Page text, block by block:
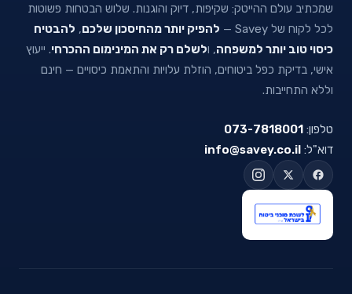
שמכתיב עולם ההייטק: שקיפות, דיוק והוגנות. שלוש הבטחות פשוטות
לכל לקוח של Savey —
להפיק יותר מהחיסכון שלכם, להבטיח
כיסוי טוב יותר למשפחה, ולשלם רק את המינימום ההכרחי. ייעוץ
אישי, בדיקת כפל ביטוחים, הוזלת עלויות והתאמת כיסויים — חינם
וללא התחייבות.
טלפון: 073-7818001
דוא"ל: info@savey.co.il